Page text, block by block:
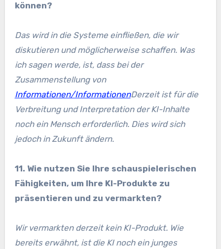
können?
Das wird in die Systeme einfließen, die wir
diskutieren und möglicherweise schaffen. Was
ich sagen werde, ist, dass bei der
Zusammenstellung von
Informationen/InformationenDerzeit ist für die
Verbreitung und Interpretation der KI-Inhalte
noch ein Mensch erforderlich. Dies wird sich
jedoch in Zukunft ändern.
11. Wie nutzen Sie Ihre schauspielerischen
Fähigkeiten, um Ihre KI-Produkte zu
präsentieren und zu vermarkten?
Wir vermarkten derzeit kein KI-Produkt. Wie
bereits erwähnt, ist die KI noch ein junges